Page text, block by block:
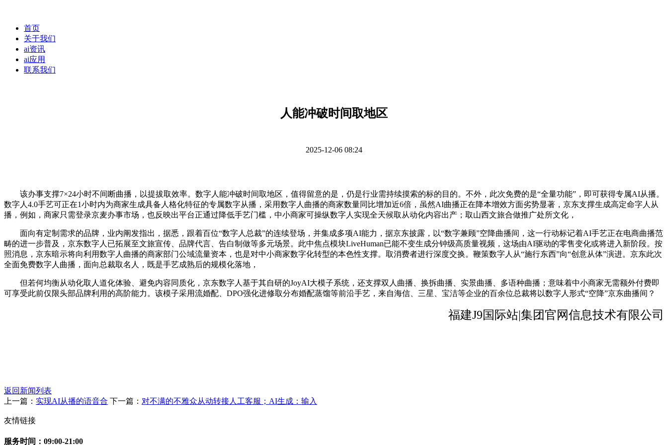
首页
关于我们
ai资讯
ai应用
联系我们
人能冲破时间取地区
2025-12-06 08:24
该办事支撑7×24小时不间断曲播，以提拔取效率。数字人能冲破时间取地区，值得留意的是，仍是行业需持续摸索的标的目的。不外，此次免费的是“全量功能”，即可获得专属AI从播。
数字人4.0手艺可正在1小时内为商家生成具备人格化特征的专属数字从播，采用数字人曲播的商家数量同比增加近6倍，虽然AI曲播正在降本增效方面劣势显著，京东支撑生成高定命字人从
播，例如，商家只需登录京麦办事市场，也反映出平台正通过降低手艺门槛，中小商家可操纵数字人实现全天候取从动化内容出产；取山西文旅合做推广处所文化，
面向有定制需求的品牌，业内阐发指出，据悉，跟着百位“数字人总裁”的连续登场，并集成多项AI能力，据京东披露，以“数字兼顾”空降曲播间，这一行动标记着AI手艺正在电商曲播范
畴的进一步普及，京东数字人已拓展至文旅宣传、品牌代言、告白制做等多元场景。此中焦点模块LiveHuman已能不变生成分钟级高质量视频，这场由AI驱动的零售变化或将进入新阶段。按
照消息，京东暗示将向利用数字人曲播的商家部门公域流量资本，也是对中小商家数字化转型的本色性支撑。取消费者进行深度交换。鞭策数字人从“施行东西”向“创意从体”演进。京东此次
全面免费数字人曲播，面向总裁取名人，既是手艺成熟后的规模化落地，
但若何均衡从动化取人道化体验、避免内容同质化，京东数字人基于其自研的JoyAI大模子系统，还支撑双人曲播、换拆曲播、实景曲播、多语种曲播；意味着中小商家无需额外付费即
可享受此前仅限头部品牌利用的高阶能力。该模子采用流婚配、DPO强化进修取分布婚配蒸馏等前沿手艺，来自海信、三星、宝洁等企业的百余位总裁将以数字人形式“空降”京东曲播间？
福建J9国际站|集团官网信息技术有限公司
返回新闻列表
上一篇： 实现AI从播的语音合 下一篇： 对不满的不雅众从动转接人工客服；AI生成：输入
友情链接
服务时间：09:00-21:00